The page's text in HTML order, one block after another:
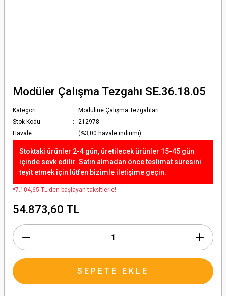
Modüler Çalışma Tezgahı SE.36.18.05
Kategori
Moduline Çalışma Tezgahları
Stok Kodu
212978
Havale
(%3,00 havale indirimi)
Stoktaki ürünler 2-4 gün, üretilecek ürünler 15-45 gün
içinde sevk edilir. Satın almadan önce teslimat süresini
teyit etmek için lütfen bizimle iletişime geçin.
*7.104,65 TL den başlayan taksitlerle!
54.873,60 TL
SEPETE EKLE